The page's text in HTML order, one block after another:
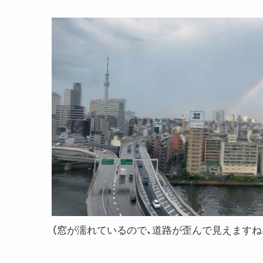
（窓が濡れているので、道路が歪んで見えますね、